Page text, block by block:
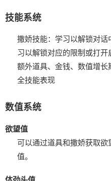
技能系统
撒娇技能：学习以解锁对话
习以解锁对应的限制或打开
额外道具、金钱、数值增长
全技能表现
数值系统
欲望值
可以通过道具和撒娇获取欲
值。